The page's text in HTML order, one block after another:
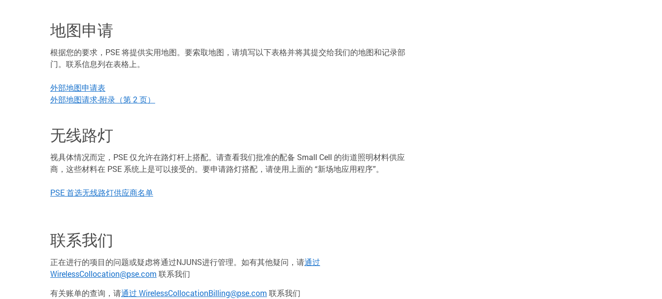
地图申请
根据您的要求，PSE 将提供实用地图。要索取地图，请填写以下表格并将其提交给我们的地图和记录部
门。联系信息列在表格上。
外部地图申请表
外部地图请求-附录（第 2 页）
无线路灯
视具体情况而定，PSE 仅允许在路灯杆上搭配。请查看我们批准的配备 Small Cell 的街道照明材料供应
商，这些材料在 PSE 系统上是可以接受的。要申请路灯搭配，请使用上面的 “新场地应用程序”。
PSE 首选无线路灯供应商名单
联系我们
正在进行的项目的问题或疑虑将通过NJUNS进行管理。如有其他疑问，请通过
WirelessCollocation@pse.com 联系我们
有关账单的查询，请通过 WirelessCollocationBilling@pse.com 联系我们